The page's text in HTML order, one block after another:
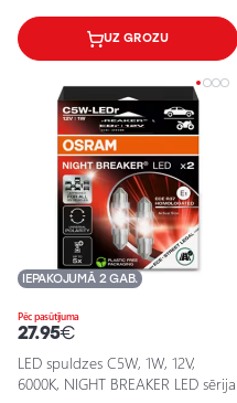
UZ GROZU
Pēc pasūtījuma
IEPAKOJUMĀ 2 GAB.
27.95€
LED spuldzes C5W, 1W, 12V,
6000K, NIGHT BREAKER LED sērija